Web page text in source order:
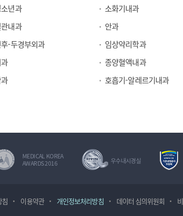
년과 소화기내과
내과 안과
-두경부외과 임상약리학과
종양혈액내과
호흡기-알레르기내과
MEDICAL KOREA
AWARDS 2016
우수내시경실
이용약관 개인정보처리방침 데이터 심의위원회